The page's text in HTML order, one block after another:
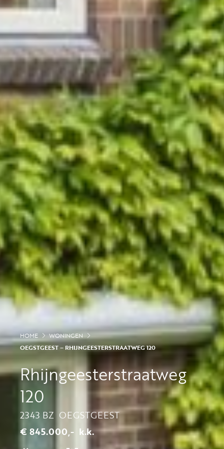
HOME
WONINGEN
OEGSTGEEST – RHIJNGEESTERSTRAATWEG 120
Rhijngeesterstraatweg
120
2343 BZ OEGSTGEEST
€ 845.000,- k.k.